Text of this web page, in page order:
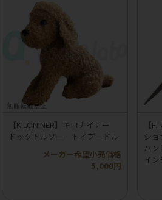
【KILONINER】キロナイナー
ドッグトルソー トイプードル
メーカー希望小売価格
5,000円
【
シ
ハ
イン